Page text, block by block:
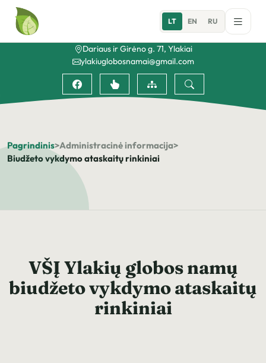
Dariaus ir Girėno g. 71, Ylakiai
ylakiuglobosnamai@gmail.com
LT EN RU
Pagrindinis>Administracinė informacija>
Biudžeto vykdymo ataskaitų rinkiniai
VŠĮ Ylakių globos namų
biudžeto vykdymo ataskaitų
rinkiniai